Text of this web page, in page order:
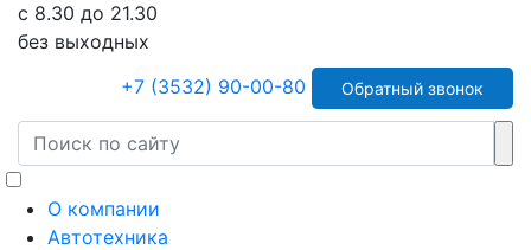
с 8.30 до 21.30
без выходных
+7 (3532) 90-00-80 Обратный звонок
О компании
Автотехника